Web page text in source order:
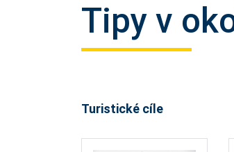
Tipy v
Turistické cíle